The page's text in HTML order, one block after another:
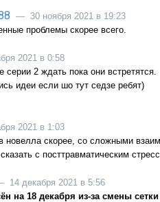
— 30 ноября 2021 в 19:23
проблемы скорее всего.
2021 в 0:58
серии 2 ждать пока они встретятся.
идеи если шо тут седзе ребят)
2021 в 1:03
новелла скорее, со сложными
с посттравматическим
14 декабря 2021 в 5:56
на 18 декабря из-за смены